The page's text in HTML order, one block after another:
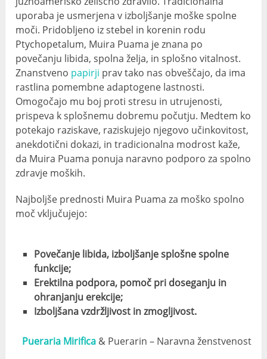
uporaba je usmerjena v izboljšanje moške spolne
moči. Pridobljeno iz stebel in korenin rodu
Ptychopetalum, Muira Puama je znana po
povečanju libida, spolna želja, in splošno vitalnost.
Znanstveno papirji prav tako nas obveščajo, da ima
rastlina pomembne adaptogene lastnosti.
Omogočajo mu boj proti stresu in utrujenosti,
prispeva k splošnemu dobremu počutju. Medtem ko
potekajo raziskave, raziskujejo njegovo učinkovitost,
anekdotični dokazi, in tradicionalna modrost kaže,
da Muira Puama ponuja naravno podporo za spolno
zdravje moških.
Najboljše prednosti Muira Puama za moško spolno
moč vključujejo:
Povečanje libida, izboljšanje splošne spolne
funkcije;
Erektilna podpora, pomoč pri doseganju in
ohranjanju erekcije;
Izboljšana vzdržljivost in zmogljivost.
Pueraria Mirifica& Puerarin – Naravna ženstvenost